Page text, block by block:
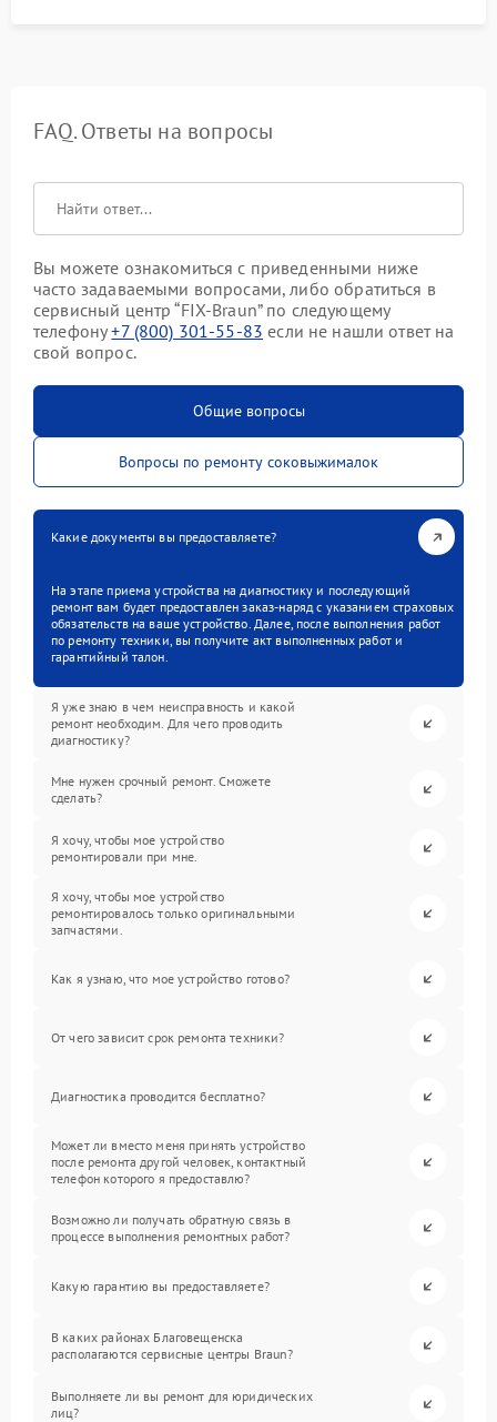
FAQ. Ответы на вопросы
Вы можете ознакомиться с приведенными ниже
часто задаваемыми вопросами, либо обратиться в
сервисный центр “FIX-Braun” по следующему
телефону+7 (800) 301-55-83 если не нашли ответ на
свой вопрос.
Общие вопросы
Вопросы по ремонту соковыжималок
Какие документы вы предоставляете?
На этапе приема устройства на диагностику и последующий
ремонт вам будет предоставлен заказ-наряд с указанием страховых
обязательств на ваше устройство. Далее, после выполнения работ
по ремонту техники, вы получите акт выполненных работ и
гарантийный талон.
Я уже знаю в чем неисправность и какой
ремонт необходим. Для чего проводить
диагностику?
Мне нужен срочный ремонт. Сможете
сделать?
Я хочу, чтобы мое устройство
ремонтировали при мне.
Я хочу, чтобы мое устройство
ремонтировалось только оригинальными
запчастями.
Как я узнаю, что мое устройство готово?
От чего зависит срок ремонта техники?
Диагностика проводится бесплатно?
Может ли вместо меня принять устройство
после ремонта другой человек, контактный
телефон которого я предоставлю?
Возможно ли получать обратную связь в
процессе выполнения ремонтных работ?
Какую гарантию вы предоставляете?
В каких районах Благовещенска
располагаются сервисные центры Braun?
Выполняете ли вы ремонт для юридических
лиц?